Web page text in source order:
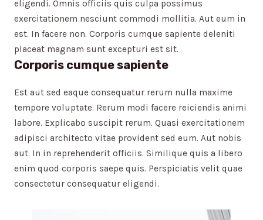
eligendi. Omnis officiis quis culpa possimus
exercitationem nesciunt commodi mollitia. Aut eum in
est. In facere non. Corporis cumque sapiente deleniti
placeat magnam sunt excepturi est sit.
Corporis cumque sapiente
Est aut sed eaque consequatur rerum nulla maxime
tempore voluptate. Rerum modi facere reiciendis animi
labore. Explicabo suscipit rerum. Quasi exercitationem
adipisci architecto vitae provident sed eum. Aut nobis
aut. In in reprehenderit officiis. Similique quis a libero
enim quod corporis saepe quis. Perspiciatis velit quae
consectetur consequatur eligendi.